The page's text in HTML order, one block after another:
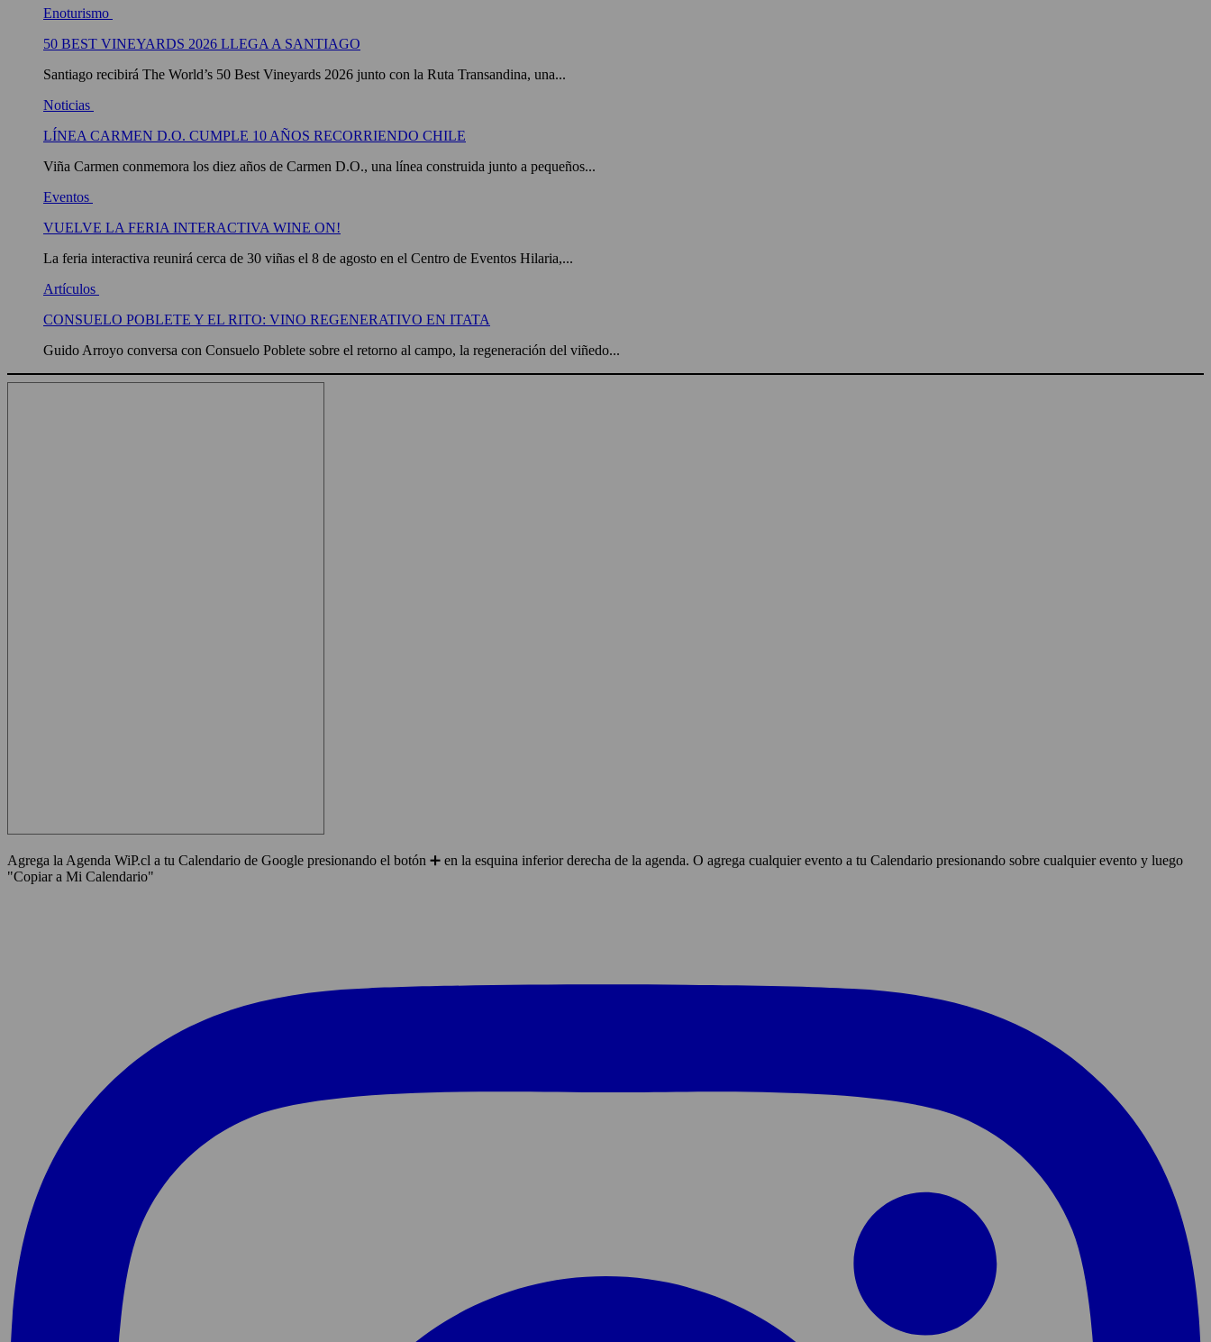
Enoturismo
50 BEST VINEYARDS 2026 LLEGA A SANTIAGO
Santiago recibirá The World’s 50 Best Vineyards 2026 junto con la Ruta Transandina, una...
Noticias
LÍNEA CARMEN D.O. CUMPLE 10 AÑOS RECORRIENDO CHILE
Viña Carmen conmemora los diez años de Carmen D.O., una línea construida junto a pequeños...
Eventos
VUELVE LA FERIA INTERACTIVA WINE ON!
La feria interactiva reunirá cerca de 30 viñas el 8 de agosto en el Centro de Eventos Hilaria,...
Artículos
CONSUELO POBLETE Y EL RITO: VINO REGENERATIVO EN ITATA
Guido Arroyo conversa con Consuelo Poblete sobre el retorno al campo, la regeneración del viñedo...
Agrega la Agenda WiP.cl a tu Calendario de Google presionando el botón ➕ en la esquina inferior derecha de la agenda. O agrega cualquier evento a tu Calendario presionando sobre cualquier evento y luego
"Copiar a Mi Calendario"